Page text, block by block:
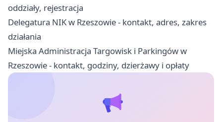
oddziały, rejestracja
Delegatura NIK w Rzeszowie - kontakt, adres, zakres
działania
Miejska Administracja Targowisk i Parkingów w
Rzeszowie - kontakt, godziny, dzierżawy i opłaty